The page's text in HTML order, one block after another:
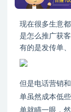
现在很多生意
是怎么推广获
有的是发传单
但是电话营销
单虽然成本低
单就瞄一眼，